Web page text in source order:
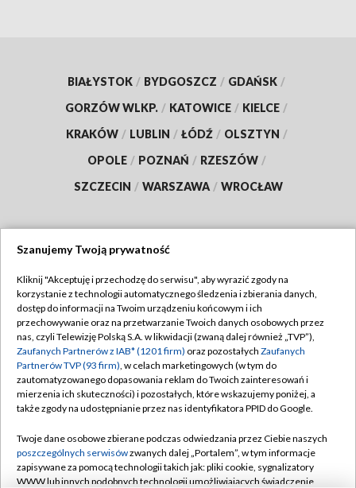
BIAŁYSTOK / BYDGOSZCZ / GDAŃSK /
GORZÓW WLKP. / KATOWICE / KIELCE /
KRAKÓW / LUBLIN / ŁÓDŹ / OLSZTYN /
OPOLE / POZNAŃ / RZESZÓW /
SZCZECIN / WARSZAWA / WROCŁAW
TVP
Abonament TVP
Emisja w TVP
Centrum informacji TVP
Naziemna Telewizja Cyfrowa
Rada Programowa
System NOS
Regulamin TVP
Polityka prywatności
Moje zgody
Pomoc
Kontakt
Szanujemy Twoją prywatność
Kliknij "Akceptuję i przechodzę do serwisu", aby wyrazić zgody na
korzystanie z technologii automatycznego śledzenia i zbierania danych,
dostęp do informacji na Twoim urządzeniu końcowym i ich
przechowywanie oraz na przetwarzanie Twoich danych osobowych przez
nas, czyli Telewizję Polską S.A. w likwidacji (zwaną dalej również „TVP”),
Zaufanych Partnerów z IAB* (1201 firm) oraz pozostałych Zaufanych
Partnerów TVP (93 firm), w celach marketingowych (w tym do
zautomatyzowanego dopasowania reklam do Twoich zainteresowań i
mierzenia ich skuteczności) i pozostałych, które wskazujemy poniżej, a
także zgody na udostępnianie przez nas identyfikatora PPID do Google.
Twoje dane osobowe zbierane podczas odwiedzania przez Ciebie naszych
poszczególnych serwisówzwanych dalej „Portalem”, w tym informacje
zapisywane za pomocą technologii takich jak: pliki cookie, sygnalizatory
WWW lub innych podobnych technologii umożliwiających świadczenie